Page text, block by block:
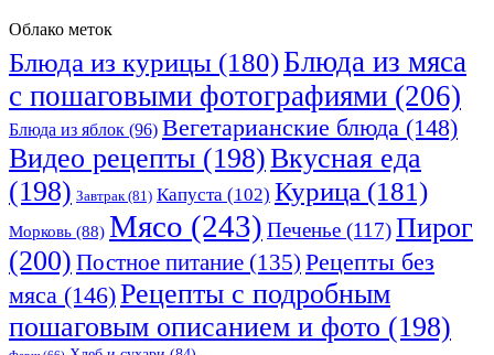
Облако меток
Блюда из курицы (180)Блюда из мяса
с пошаговыми фотографиями (206)
Блюда из яблок (96) Вегетарианские блюда (148)
Видео рецепты (198)Вкусная еда
(198) Завтрак(81) Капуста (102) Курица (181)
Морковь (88) Мясо (243) Печенье (117)Пирог
(200) Постное питание (135) Рецепты без
мяса (146)Рецепты с подробным
пошаговым описанием и фото (198)